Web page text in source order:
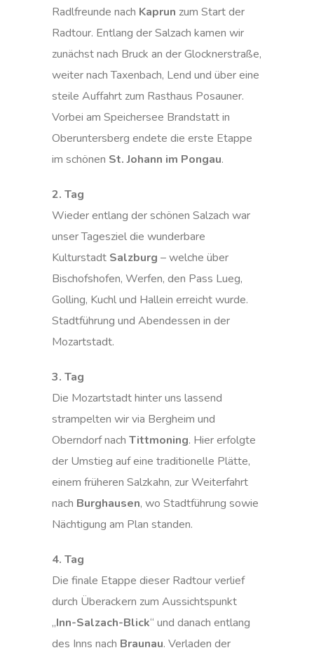
Radlfreunde nach Kaprun zum Start der
Radtour. Entlang der Salzach kamen wir
zunächst nach Bruck an der Glocknerstraße,
weiter nach Taxenbach, Lend und über eine
steile Auffahrt zum Rasthaus Posauner.
Vorbei am Speichersee Brandstatt in
Oberuntersberg endete die erste Etappe
im schönen St. Johann im Pongau.
2. Tag
Wieder entlang der schönen Salzach war
unser Tagesziel die wunderbare
Kulturstadt Salzburg – welche über
Bischofshofen, Werfen, den Pass Lueg,
Golling, Kuchl und Hallein erreicht wurde.
Stadtführung und Abendessen in der
Mozartstadt.
3. Tag
Die Mozartstadt hinter uns lassend
strampelten wir via Bergheim und
Oberndorf nach Tittmoning. Hier erfolgte
der Umstieg auf eine traditionelle Plätte,
einem früheren Salzkahn, zur Weiterfahrt
nach Burghausen, wo Stadtführung sowie
Nächtigung am Plan standen.
4. Tag
Die finale Etappe dieser Radtour verlief
durch Überackern zum Aussichtspunkt
„Inn-Salzach-Blick“ und danach entlang
des Inns nach Braunau. Verladen der